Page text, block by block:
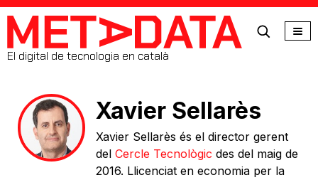
MetaData
El digital de tecnologia en català
Xavier Sellarès
Xavier Sellarès és el director gerent
del Cercle Tecnològic des del maig de
2016. Llicenciat en economia per la